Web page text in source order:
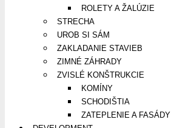
ROLETY A ŽALÚZIE
STRECHA
UROB SI SÁM
ZAKLADANIE STAVIEB
ZIMNÉ ZÁHRADY
ZVISLÉ KONŠTRUKCIE
KOMÍNY
SCHODIŠTIA
ZATEPLENIE A FASÁDY